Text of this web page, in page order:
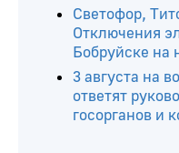
Светофор,
Отключения
Бобруйске на
3 августа на
ответят
госорганов и